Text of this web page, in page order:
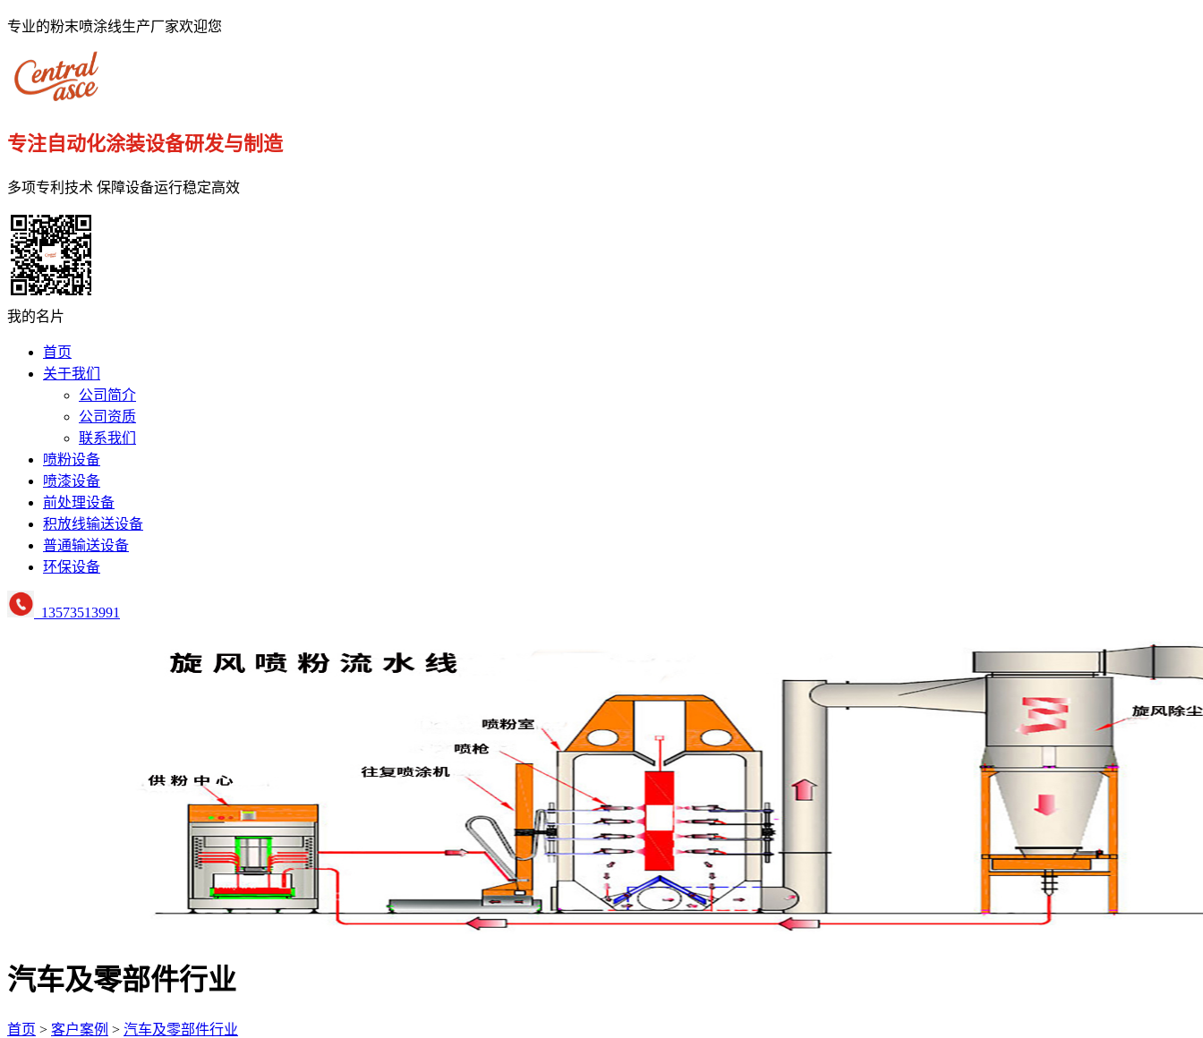
专业的粉末喷涂线生产厂家欢迎您
专注自动化涂装设备研发与制造
多项专利技术 保障设备运行稳定高效
我的名片
首页
关于我们
公司简介
公司资质
联系我们
喷粉设备
喷漆设备
前处理设备
积放线输送设备
普通输送设备
环保设备
13573513991
汽车及零部件行业
首页 > 客户案例 > 汽车及零部件行业